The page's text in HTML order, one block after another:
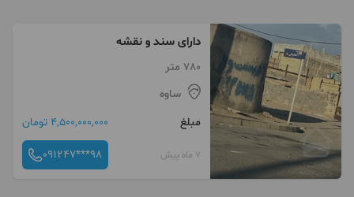
دارای سند و نقشه
780 متر
ساوه
مبلغ
4,500,000,000 تومان
7 ماه پیش 091247***98